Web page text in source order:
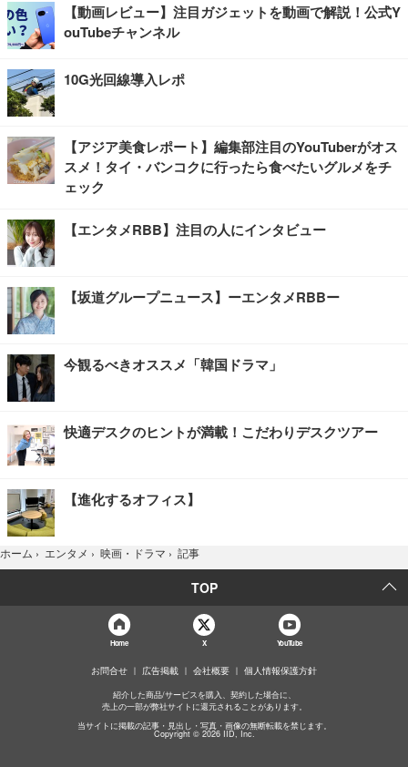
【動画レビュー】注目ガジェットを動画で解説！公式Y
ouTubeチャンネル
10G光回線導入レポ
【アジア美食レポート】編集部注目のYouTuberがオス
スメ！タイ・バンコクに行ったら食べたいグルメをチ
ェック
【エンタメRBB】注目の人にインタビュー
【坂道グループニュース】ーエンタメRBBー
今観るべきオススメ「韓国ドラマ」
快適デスクのヒントが満載！こだわりデスクツアー
【進化するオフィス】
ホーム › エンタメ › 映画・ドラマ › 記事
TOP
Home X YouTube
お問合せ 広告掲載 会社概要 個人情報保護方針
紹介した商品/サービスを購入、契約した場合に、
売上の一部が弊社サイトに還元されることがあります。
当サイトに掲載の記事・見出し・写真・画像の無断転載を禁じます。
Copyright © 2026 IID, Inc.